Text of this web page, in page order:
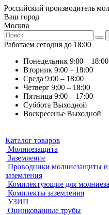
Российский производитель
Ваш город
Москва
Работаем сегодня до 18:00
Понедельник 9:00 – 18:00
Вторник 9:00 – 18:00
Среда 9:00 – 18:00
Четверг 9:00 – 18:00
Пятница 9:00 – 17:00
Суббота Выходной
Воскресенье Выходной
Каталог товаров
Молниезащита
Заземление
Проводники молниезащиты и
заземления
Комплектующие для
Комплекты заземления
УЗИП
Оцинкованные трубы